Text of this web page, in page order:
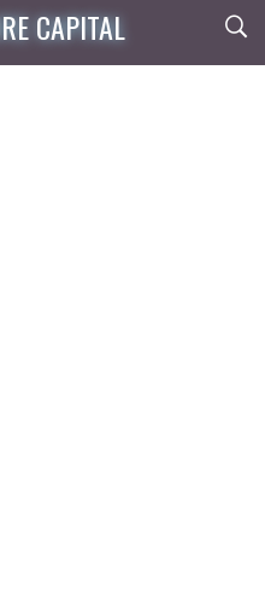
CAPITAL